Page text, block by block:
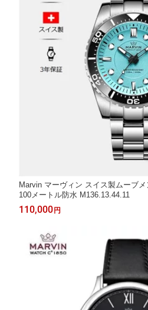
Marvin マーヴィン スイス製ムーブ
100メートル防水 M136.13.44.11
110,000 円